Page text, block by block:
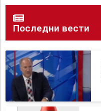
Последни вести